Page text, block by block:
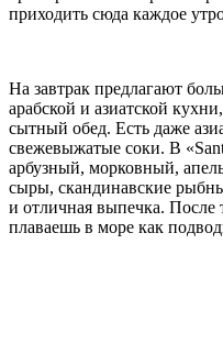
приходить сюда каждое
На завтрак предлагают
арабской и азиатской
сытный обед. Есть даже
свежевыжатые соки. В
арбузный, морковный,
сыры, скандинавские
и отличная выпечка. После
плаваешь в море как